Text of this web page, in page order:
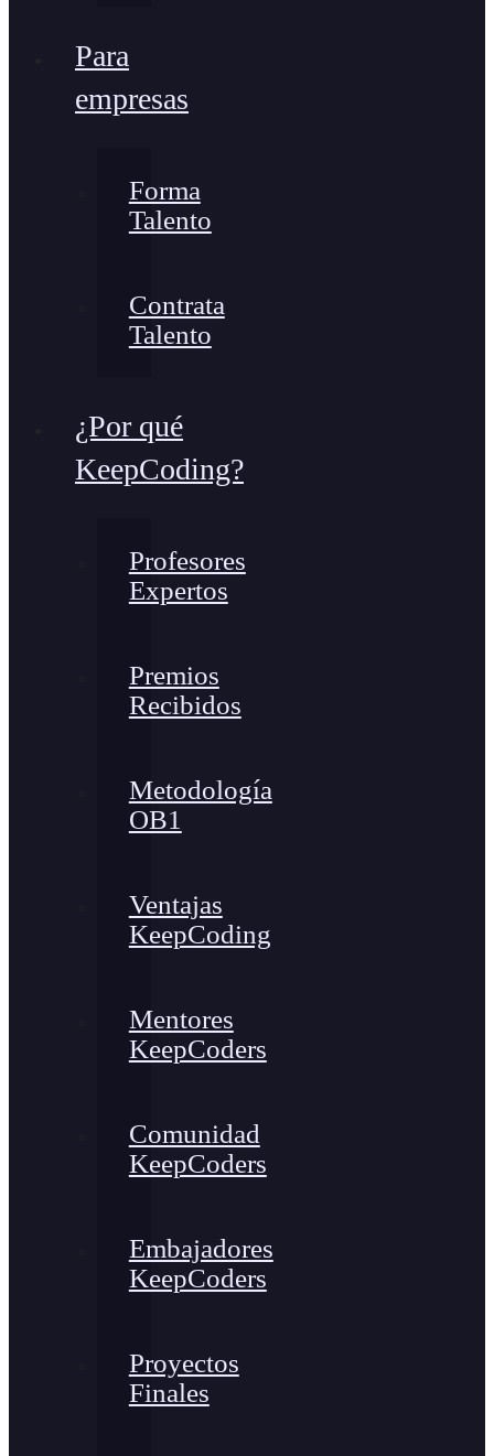
Para
empresas
Forma
Talento
Contrata
Talento
¿Por qué
KeepCoding?
Profesores
Expertos
Premios
Recibidos
Metodología
OB1
Ventajas
KeepCoding
Mentores
KeepCoders
Comunidad
KeepCoders
Embajadores
KeepCoders
Proyectos
Finales